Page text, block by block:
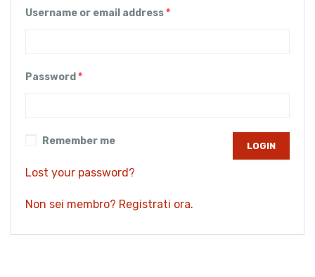
Username or email address*
Password *
Remember me
Lost your password?
Non sei membro? Registrati ora.